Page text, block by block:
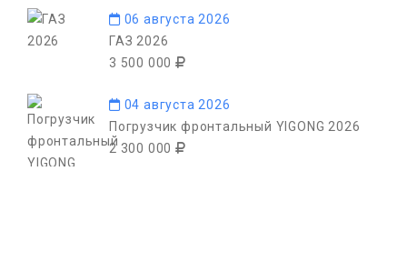
06 августа 2026
ГАЗ 2026
3 500 000
04 августа 2026
Погрузчик фронтальный YIGONG 2026
2 300 000